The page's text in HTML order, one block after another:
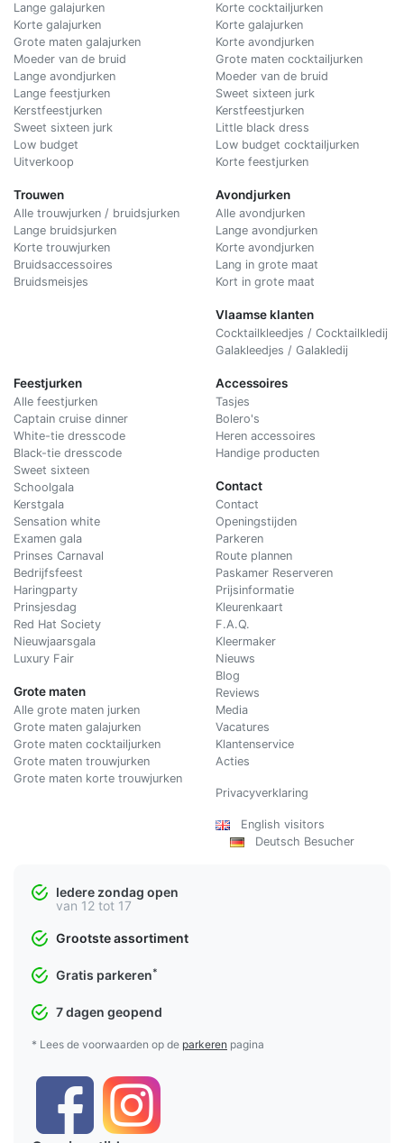
Lange galajurken
Korte galajurken
Grote maten galajurken
Moeder van de bruid
Lange avondjurken
Lange feestjurken
Kerstfeestjurken
Sweet sixteen jurk
Low budget
Uitverkoop
Trouwen
Alle trouwjurken / bruidsjurken
Lange bruidsjurken
Korte trouwjurken
Bruidsaccessoires
Bruidsmeisjes
Korte cocktailjurken
Korte galajurken
Korte avondjurken
Grote maten cocktailjurken
Moeder van de bruid
Sweet sixteen jurk
Kerstfeestjurken
Little black dress
Low budget cocktailjurken
Korte feestjurken
Avondjurken
Alle avondjurken
Lange avondjurken
Korte avondjurken
Lang in grote maat
Kort in grote maat
Vlaamse klanten
Cocktailkleedjes / Cocktailkledij
Galakleedjes / Galakledij
Feestjurken
Alle feestjurken
Captain cruise dinner
White-tie dresscode
Black-tie dresscode
Sweet sixteen
Schoolgala
Kerstgala
Sensation white
Examen gala
Prinses Carnaval
Bedrijfsfeest
Haringparty
Prinsjesdag
Red Hat Society
Nieuwjaarsgala
Luxury Fair
Grote maten
Alle grote maten jurken
Grote maten galajurken
Grote maten cocktailjurken
Grote maten trouwjurken
Grote maten korte trouwjurken
Accessoires
Tasjes
Bolero's
Heren accessoires
Handige producten
Contact
Contact
Openingstijden
Parkeren
Route plannen
Paskamer Reserveren
Prijsinformatie
Kleurenkaart
F.A.Q.
Kleermaker
Nieuws
Blog
Reviews
Media
Vacatures
Klantenservice
Acties
Privacyverklaring
English visitors
Deutsch Besucher
Iedere zondag open
van 12 tot 17
Grootste assortiment
Gratis parkeren*
7 dagen geopend
* Lees de voorwaarden op de parkeren pagina